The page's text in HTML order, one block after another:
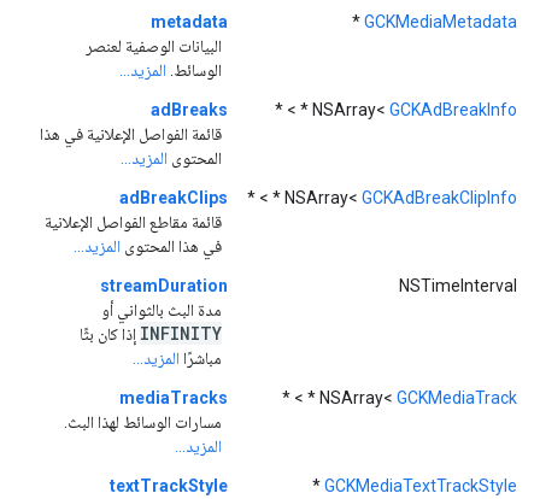
GCKMediaMetadata
*
metadata
البيانات الوصفية لعنصر
الوسائط. المزيد...
NSArray< GCKAdBreakInfo
* > *
adBreaks
قائمة الفواصل الإعلانية في هذا
المحتوى المزيد...
NSArray< GCKAdBreakClipInfo
* > *
adBreakClips
قائمة مقاطع الفواصل الإعلانية
في هذا المحتوى المزيد...
NSTimeInterval
streamDuration
مدة البث بالثواني أو
INFINITY إذا كان بثًا
مباشرًا المزيد...
NSArray< GCKMediaTrack
* > *
mediaTracks
مسارات الوسائط لهذا البث.
المزيد...
GCKMediaTextTrackStyle
*
textTrackStyle